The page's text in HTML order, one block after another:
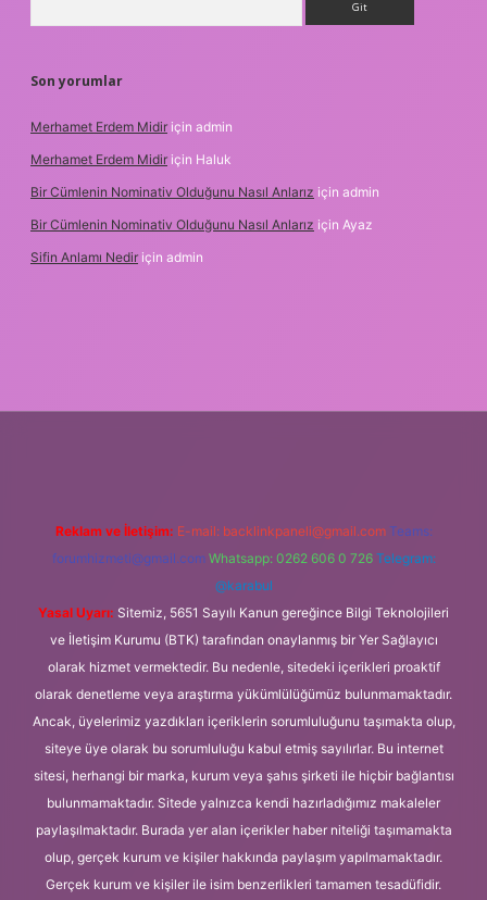
Son yorumlar
Merhamet Erdem Midir için admin
Merhamet Erdem Midir için Haluk
Bir Cümlenin Nominativ Olduğunu Nasıl Anlarız için admin
Bir Cümlenin Nominativ Olduğunu Nasıl Anlarız için Ayaz
Sifin Anlamı Nedir için admin
Reklam ve İletişim: E-mail: backlinkpaneli@gmail.com Teams:
forumhizmeti@gmail.com Whatsapp: 0262 606 0 726 Telegram:
@karabul
Yasal Uyarı: Sitemiz, 5651 Sayılı Kanun gereğince Bilgi Teknolojileri
ve İletişim Kurumu (BTK) tarafından onaylanmış bir Yer Sağlayıcı
olarak hizmet vermektedir. Bu nedenle, sitedeki içerikleri proaktif
olarak denetleme veya araştırma yükümlülüğümüz bulunmamaktadır.
Ancak, üyelerimiz yazdıkları içeriklerin sorumluluğunu taşımakta olup,
siteye üye olarak bu sorumluluğu kabul etmiş sayılırlar. Bu internet
sitesi, herhangi bir marka, kurum veya şahıs şirketi ile hiçbir bağlantısı
bulunmamaktadır. Sitede yalnızca kendi hazırladığımız makaleler
paylaşılmaktadır. Burada yer alan içerikler haber niteliği taşımamakta
olup, gerçek kurum ve kişiler hakkında paylaşım yapılmamaktadır.
Gerçek kurum ve kişiler ile isim benzerlikleri tamamen tesadüfidir.